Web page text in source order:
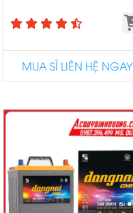
MUA SỈ LIÊN HỆ NGAY